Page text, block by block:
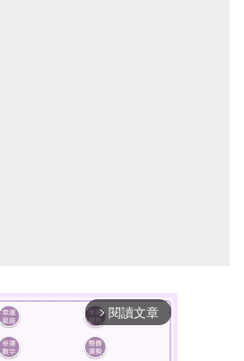
arrow_forward_ios 閱讀文章